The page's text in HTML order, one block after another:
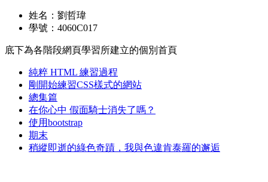
姓名：劉哲瑋
學號：4060C017
底下為各階段網頁學習所建立的個別首頁
純粹 HTML 練習過程
剛開始練習CSS樣式的網站
總集篇
在你心中 假面騎士消失了嗎？
使用bootstrap
期末
稍縱即逝的綠色奇蹟，我與色違肯泰羅的邂逅